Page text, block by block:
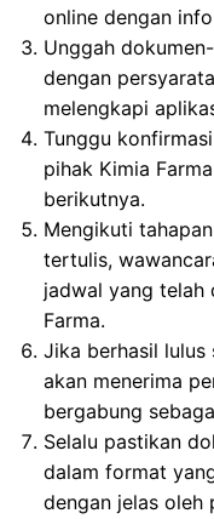
online dengan
Unggah
dengan
melengkapi
Tunggu
pihak Kimia
berikutnya.
Mengikuti
tertulis,
jadwal yang telah
Farma.
Jika berhasil lulus
akan menerima
bergabung
Selalu pastikan
dalam format
dengan jelas oleh